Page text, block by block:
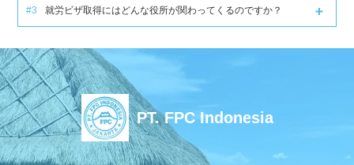
#3 就労ビザ取得にはどんな役所が関わってくるのですか？
PT. FPC Indonesia